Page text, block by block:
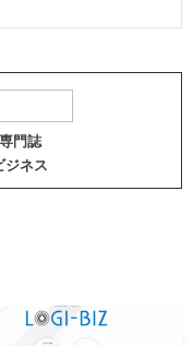
門誌
ジネス